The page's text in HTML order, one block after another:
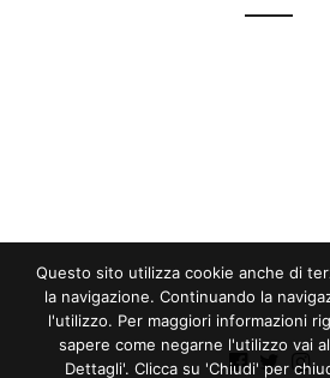
Questo sito utilizza cookie anche di
la navigazione. Continuando la
l'utilizzo. Per maggiori informazioni
sapere come negarne l'utilizzo vai
Dettagli'. Clicca su 'Chiudi' per